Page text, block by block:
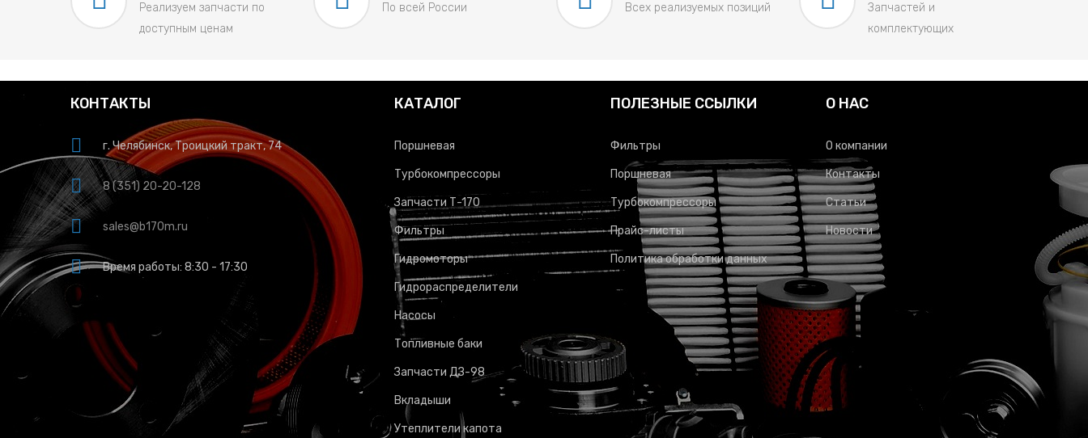
Реализуем запчасти по
доступным ценам
По всей России
Всех реализуемых позиций
Запчастей и
комплектующих
КОНТАКТЫ
г. Челябинск, Троицкий тракт, 74
8 (351) 20-20-128
sales@b170m.ru
Время работы: 8:30 - 17:30
КАТАЛОГ
Поршневая
Турбокомпрессоры
Запчасти Т-170
Фильтры
Гидромоторы
Гидрораспределители
Насосы
Топливные баки
Запчасти ДЗ-98
Вкладыши
Утеплители капота
ПОЛЕЗНЫЕ ССЫЛКИ
Фильтры
Поршневая
Турбокомпрессоры
Прайс-листы
Политика обработки данных
О НАС
О компании
Контакты
Статьи
Новости